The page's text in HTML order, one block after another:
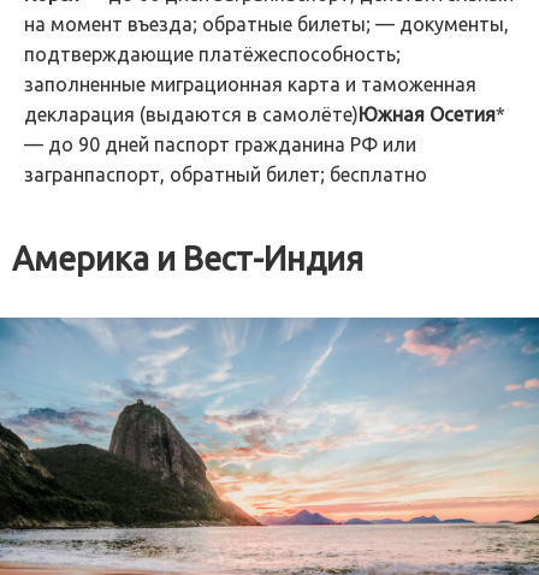
на момент въезда; обратные билеты; — документы,
подтверждающие платёжеспособность;
заполненные миграционная карта и таможенная
декларация (выдаются в самолёте) Южная Осетия*
— до 90 дней паспорт гражданина РФ или
загранпаспорт, обратный билет; бесплатно
Америка и Вест-Индия